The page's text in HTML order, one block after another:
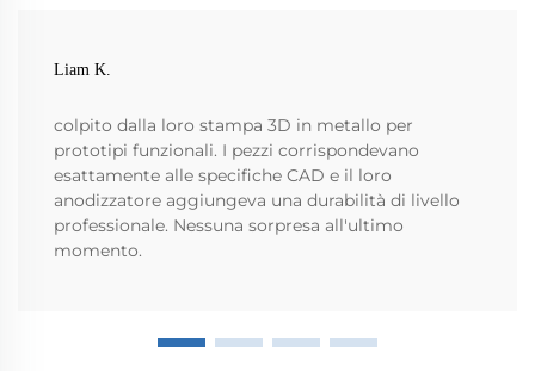
Liam K.
colpito dalla loro stampa 3D in metallo per
prototipi funzionali. I pezzi corrispondevano
esattamente alle specifiche CAD e il loro
anodizzatore aggiungeva una durabilità di livello
professionale. Nessuna sorpresa all'ultimo
momento.